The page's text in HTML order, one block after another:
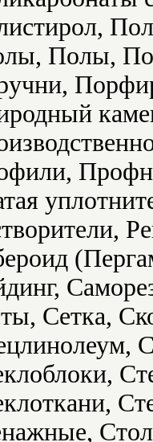
Полы,
Сетка,